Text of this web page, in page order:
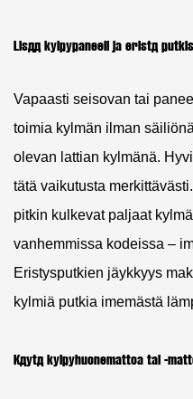
Lisää kylpypaneeli ja eristä
Vapaasti seisovan tai
toimia kylmän ilman
olevan lattian kylmänä.
tätä vaikutusta
pitkin kulkevat paljaat
vanhemmissa kodeissa –
Eristysputkien jäykkyys
kylmiä putkia imemästä
Käytä kylpyhuonemattoa tai -